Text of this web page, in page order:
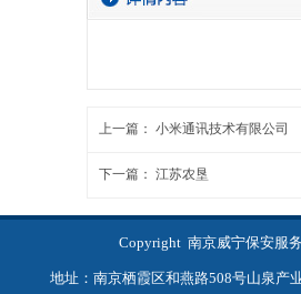
上一篇： 小米通讯技术有限公司
下一篇： 江苏农垦
Copyright 南京威宁保安
地址：南京栖霞区和燕路508号山泉产